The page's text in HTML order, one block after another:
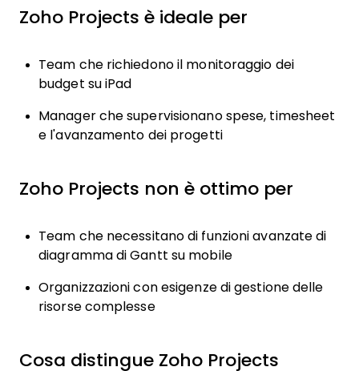
Zoho Projects è ideale per
Team che richiedono il monitoraggio dei
budget su iPad
Manager che supervisionano spese, timesheet
e l'avanzamento dei progetti
Zoho Projects non è ottimo per
Team che necessitano di funzioni avanzate di
diagramma di Gantt su mobile
Organizzazioni con esigenze di gestione delle
risorse complesse
Cosa distingue Zoho Projects